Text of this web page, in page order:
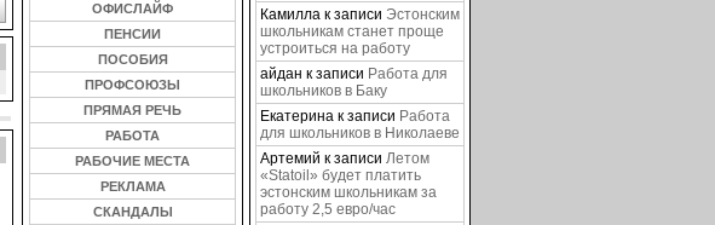
Камилла к записи Эстонским
школьникам станет проще
устроиться на работу
айдан к записи Работа для
школьников в Баку
Екатерина к записи Работа
для школьников в Николаеве
Артемий к записи Летом
«Statoil» будет платить
эстонским школьникам за
работу 2,5 евро/час
ОФИСЛАЙФ
ПЕНСИИ
ПОСОБИЯ
ПРОФСОЮЗЫ
ПРЯМАЯ РЕЧЬ
РАБОТА
РАБОЧИЕ МЕСТА
РЕКЛАМА
СКАНДАЛЫ